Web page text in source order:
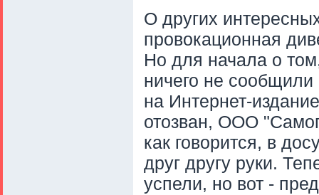
О других
провокационная
Но для начала о
ничего не
на Интернет-
отозван, ООО
как говорится, в
друг другу руки.
успели, но вот -